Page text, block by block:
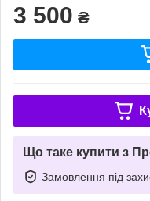
3 500 ₴
Що таке купити з
Замовлення під